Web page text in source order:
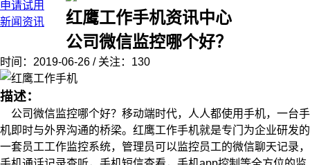
申请试用
新闻资讯
红鹰工作手机资讯中心
公司微信监控哪个好？
时间：2019-06-26 / 关注：130
描述：
公司微信监控哪个好？移动端时代，人人都使用手机，一台手
机即时与外界沟通的桥梁。红鹰工作手机就是专门为企业研发的
一套员工工作监控系统，管理员可以监控员工的微信聊天记录，